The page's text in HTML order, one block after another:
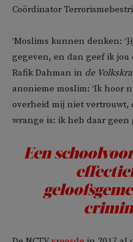
Coördinator
‘Moslims kunnen denken:
gegeven, en dan geef ik jou
Rafik Dahman in de
anonieme moslim: ‘Ik hoor
overheid mij niet vertrouwt,
wrange is: ik heb daar geen
Een